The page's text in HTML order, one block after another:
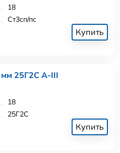
18
Ст3сп/пс
Купить
мм 25Г2С А-III
18
25Г2С
Купить